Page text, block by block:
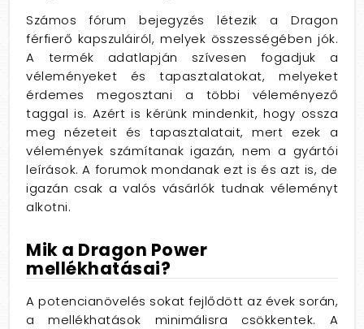
Számos fórum bejegyzés létezik a Dragon
férfierő kapszuláiról, melyek összességében jók.
A termék adatlapján szívesen fogadjuk a
véleményeket és tapasztalatokat, melyeket
érdemes megosztani a többi véleményező
taggal is. Azért is kérünk mindenkit, hogy ossza
meg nézeteit és tapasztalatait, mert ezek a
vélemények számítanak igazán, nem a gyártói
leírások. A forumok mondanak ezt is és azt is, de
igazán csak a valós vásárlók tudnak véleményt
alkotni.
Mik a Dragon Power
mellékhatásai?
A potencianövelés sokat fejlődött az évek során,
a mellékhatások minimálisra csökkentek. A